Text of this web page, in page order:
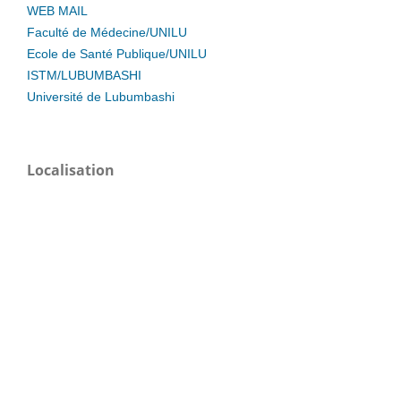
WEB MAIL
Faculté de Médecine/UNILU
Ecole de Santé Publique/UNILU
ISTM/LUBUMBASHI
Université de Lubumbashi
Localisation